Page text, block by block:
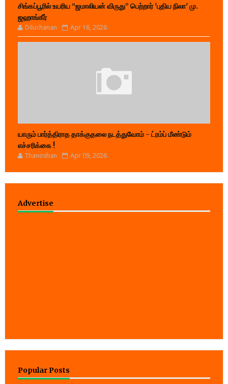
சிங்கப்பூரில் உயரிய “ஜமாலியன் விருது” பெற்றார் 'புதிய நிலா' மு.
ஜஹாங்கீர்
Diluchanan Apr 16, 2026
யாரும் பார்த்திராத தாக்குதலை நடத்துவோம் - ட்ரம்ப் மீண்டும்
எச்சரிக்கை !
Thanoshan Apr 09, 2026
Advertise
Popular Posts